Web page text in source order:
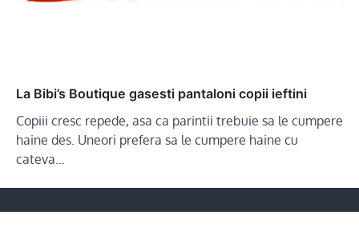
La Bibi’s Boutique gasesti pantaloni copii ieftini
Copiii cresc repede, asa ca parintii trebuie sa le cumpere
haine des. Uneori prefera sa le cumpere haine cu
cateva…